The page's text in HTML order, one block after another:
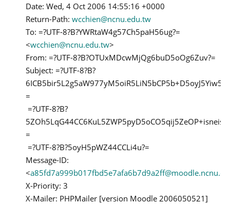
Date: Wed, 4 Oct 2006 14:55:16 +0000
Return-Path:wcchien@ncnu.edu.tw
To: =?UTF-8?B?YWRtaW4g57Ch5paH56ug?=
<wcchien@ncnu.edu.tw>
From: =?UTF-8?B?OTUxMDcwMjQg6buD5oOg6Zuv?=
Subject: =?UTF-8?B?
=
=?UTF-8?B?
=
=?UTF-8?B?5oyH5pWZ44CCLi4u?=
Message-ID:
<
X-Priority: 3
X-Mailer: PHPMailer [version Moodle 2006050521]